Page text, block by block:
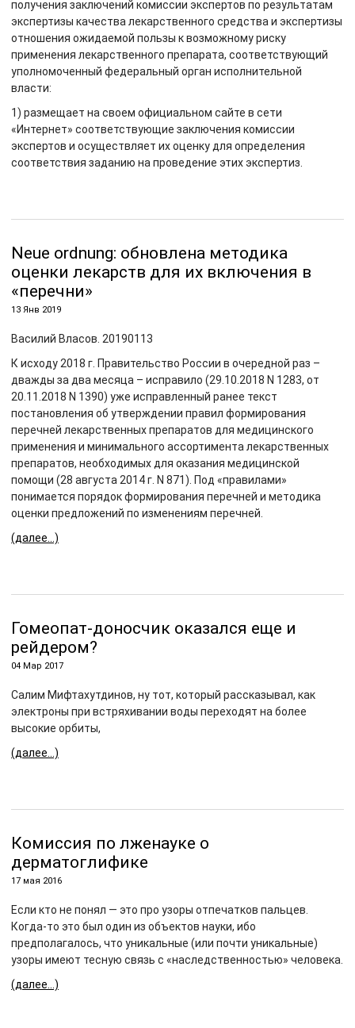
получения заключений комиссии экспертов по результатам
экспертизы качества лекарственного средства и экспертизы
отношения ожидаемой пользы к возможному риску
применения лекарственного препарата, соответствующий
уполномоченный федеральный орган исполнительной
власти:
1) размещает на своем официальном сайте в сети
«Интернет» соответствующие заключения комиссии
экспертов и осуществляет их оценку для определения
соответствия заданию на проведение этих экспертиз.
Neue ordnung: обновлена методика
оценки лекарств для их включения в
«перечни»
13 Янв 2019
Василий Власов. 20190113
К исходу 2018 г. Правительство России в очередной раз –
дважды за два месяца – исправило (29.10.2018 N 1283, от
20.11.2018 N 1390) уже исправленный ранее текст
постановления об утверждении правил формирования
перечней лекарственных препаратов для медицинского
применения и минимального ассортимента лекарственных
препаратов, необходимых для оказания медицинской
помощи (28 августа 2014 г. N 871). Под «правилами»
понимается порядок формирования перечней и методика
оценки предложений по изменениям перечней.
(далее…)
Гомеопат-доносчик оказался еще и
рейдером?
04 Мар 2017
Салим Мифтахутдинов, ну тот, который рассказывал, как
электроны при встряхивании воды переходят на более
высокие орбиты,
(далее…)
Комиссия по лженауке о
дерматоглифике
17 мая 2016
Если кто не понял — это про узоры отпечатков пальцев.
Когда-то это был один из объектов науки, ибо
предполагалось, что уникальные (или почти уникальные)
узоры имеют тесную связь с «наследственностью» человека.
(далее…)